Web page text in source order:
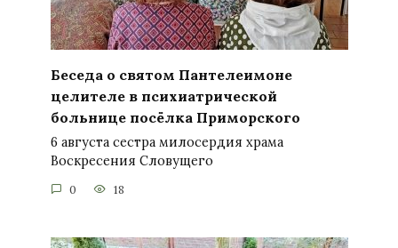
Беседа о святом Пантелеимоне
целителе в психиатрической
больнице посёлка Приморского
6 августа сестра милосердия храма
Воскресения Словущего
0 18